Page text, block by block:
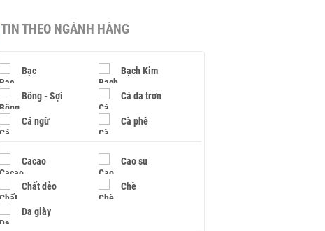
TIN THEO NGÀNH HÀNG
Bạc Bạch Kim
Bông - Sợi Cá da trơn
Cá ngừ Cà phê
Cacao Cao su
Chất dẻo Chè
Da giày